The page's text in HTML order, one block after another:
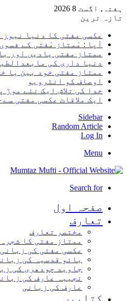
ہفتہ, اگست 8 2026
تازہ ترین
عکسی مفتی کا دنیا نیوز
آپا : مْمتاز مْفتی کے
ممتاز مفتی یادیں اور
دنیا داری کی
ممتاز مفتی خود بین یا
اوصاف کو انٹرویو
خدا کی تلاش ایک نئے موڑ
ایک ملاقات عکسی مفتی سے
Sidebar
Random Article
Log In
Menu
Search for
صفحہ اول
تعارف
مختصر تعارف
ممتاز مفتی کا
عکسی مفتی کی زبانی
بانو قدسیہ کی
جاوید چودھری کی
نجیبہ عارف کی
عارف کی زبانی
کتابیں